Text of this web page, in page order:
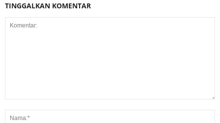
TINGGALKAN KOMENTAR